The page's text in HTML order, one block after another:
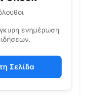
ενημέρωση
Σελίδα